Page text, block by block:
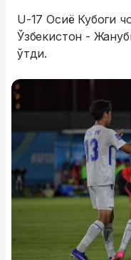
U-17 Осиё Кубоги
Ўзбекистон -
ўтди.